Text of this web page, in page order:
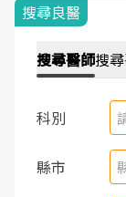
搜尋良醫
搜尋醫師搜尋
科別
縣市